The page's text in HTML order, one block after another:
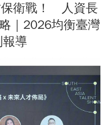
保衛戰！ 人資長
｜2026均衡臺灣
導